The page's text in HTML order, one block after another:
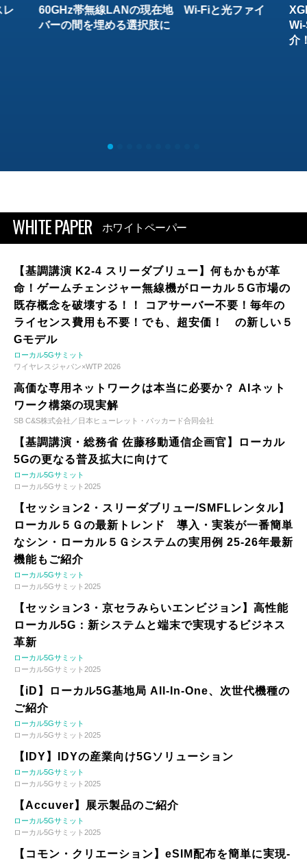
レ
60GHz帯無線LANの現在地 Wi-Fiと光ファイ
バーの間を埋める選択肢に
介
WHITE PAPER ホワイトペーパー
【基調講演 K2-4 スリーダブリュー】何もかもが革
命！ゲームチェンジャー無線機がローカル５G市場の
既存概念を破壊する！！ コアサーバー不要！毎年の
ライセンス費用も不要！でも、超安価！ の新しい５
Gモデル
ローカル5Gサミット
ワイヤレスジャパン×WTP 2026
高価な専用ネットワークは本当に必要か？ AIネット
ワーク構築の現実解
SB C&S株式会社／日本ヒューレット・パッカード合同会社
【基調講演・総務省 佐藤移動通信企画官】ローカル
5Gの更なる普及拡大に向けて
ローカル5Gサミット
ローカル5Gサミット2025
【セッション2・スリーダブリュー/SMFLレンタル】
ローカル５Ｇの最新トレンド 導入・実装が一番簡単
なシン・ローカル５Ｇシステムの実用例 25-26年最新
機能もご紹介
ローカル5Gサミット
ローカル5Gサミット2025
【セッション3・京セラみらいエンビジョン】高性能
ローカル5G：新システムと端末で実現するビジネス
革新
ローカル5Gサミット
ローカル5Gサミット2025
【iD】ローカル5G基地局 All-In-One、次世代機種の
ご紹介
ローカル5Gサミット
ローカル5Gサミット2025
【IDY】IDYの産業向け5Gソリューション
ローカル5Gサミット
ローカル5Gサミット2025
【Accuver】展示製品のご紹介
ローカル5Gサミット
ローカル5Gサミット2025
【コモン・クリエーション】eSIM配布を簡単に実現-